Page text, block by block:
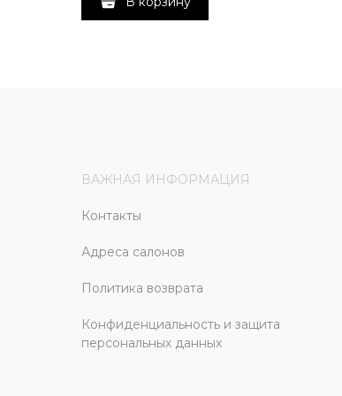
ВАЖНАЯ ИНФОРМАЦИЯ
Контакты
Адреса салонов
Политика возврата
Конфиденциальность и защита
персональных данных